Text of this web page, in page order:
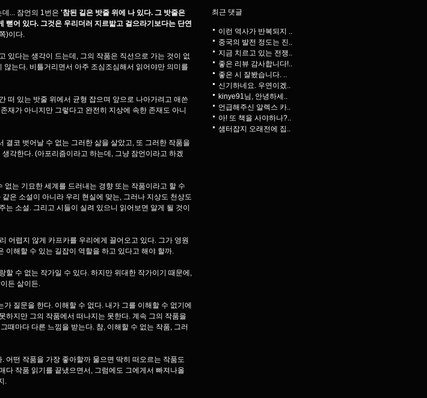
... 잠언의 1번은 '참된 길은 밧줄 위에 나 있다. 그 밧줄은
뻗어 있다. 그것은 우리더러 지르밟고 걸으라기보다는 단연
)이다.
있다는 생각이 드는데, 그의 작품은 직선으로 가는 것이 없
는다. 비틀거리면서 아주 조심조심해서 읽어야만 의미를
떠 있는 밧줄 위에서 균형 잡으며 앞으로 나아가려고 애쓴
재가 아니지만 그렇다고 완전히 지상에 속한 존재도 아니
결코 벗어날 수 없는 그러한 삶을 살았고, 또 그러한 작품을
각한다. (아포리즘이라고 하는데, 그냥 잠언이라고 하겠
는 기묘한 세계를 드러내는 경향 또는 작품이라고 할 수
은 소설이 아니라 우리 현실에 맞는, 그러나 지상도 천상도
는 소설. 그리고 시들이 실려 있으니 읽어보면 알게 될 것이
어렵지 않게 카프카를 우리에게 끌어오고 있다. 그가 영원
이해할 수 있는 길잡이 역할을 하고 있다고 해야 할까.
할 수 없는 작가일 수 있다. 하지만 위대한 작가이기 때문에,
든 삶이든.
질문을 한다. 이해할 수 없다. 내가 그를 이해할 수 없기에
하지만 그의 작품에서 떠나지는 못한다. 계속 그의 작품을
때마다 다른 느낌을 받는다. 참, 이해할 수 없는 작품, 그러
어떤 작품을 가장 좋아할까 물으면 딱히 떠오르는 작품도
다 작품 읽기를 끝냈으면서, 그럼에도 그에게서 빠져나올
.
최근 댓글
이런 역사가 반복되지 ..
중국의 발전 정도는 진..
지금 치르고 있는 전쟁..
좋은 리뷰 감사합니다!..
좋은 시 잘봤습니다. ..
신기하네요. 우연이겠..
kinye91님, 안녕하세..
언급해주신 알렉스 카..
아! 또 책을 사야하나?..
샘터잡지 오래전에 집..